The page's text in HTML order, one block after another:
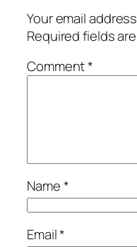
Your email
Required fields
Comment*
Name*
Email*